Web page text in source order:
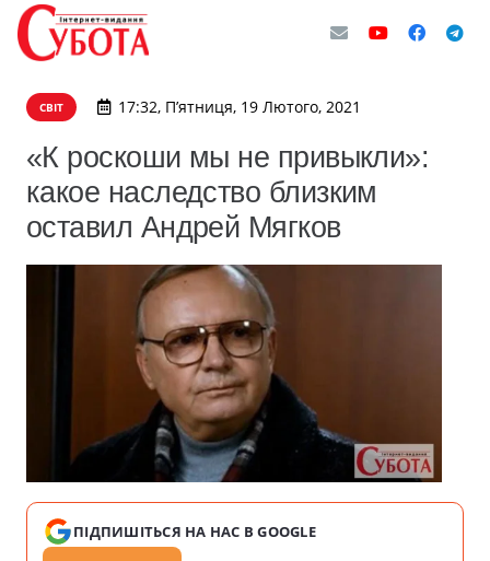
СВІТ 17:32, П’ятниця, 19 Лютого, 2021
«К роскоши мы не привыкли»:
какое наследство близким
оставил Андрей Мягков
ПІДПИШІТЬСЯ НА НАС В GOOGLE